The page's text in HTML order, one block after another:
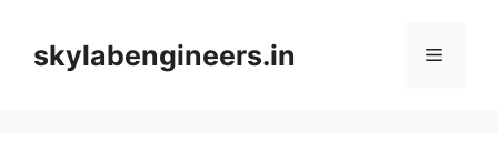
contentskylabengineers.in Menu